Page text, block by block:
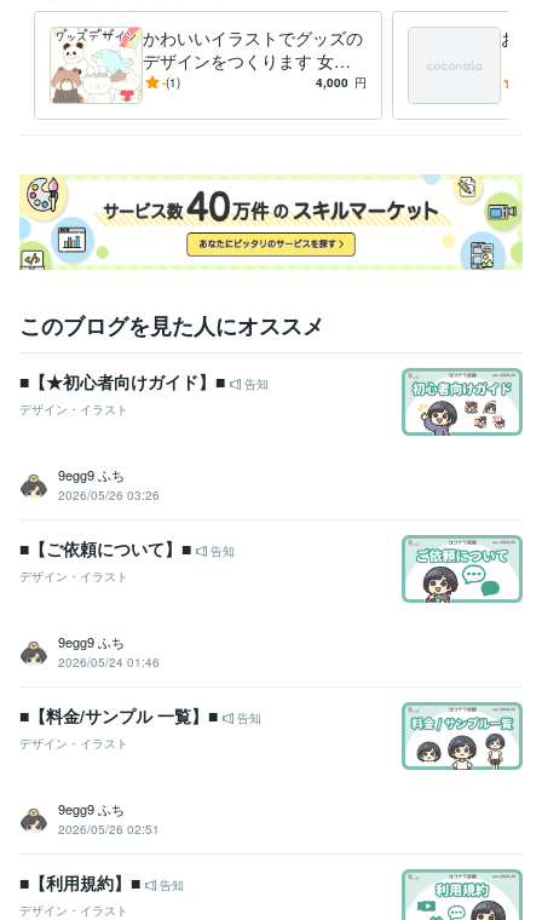
かわいいイラストでグッズの
デザインをつくります 女性
向け♡ほんわか・かわいいイ
す＊
-(1) 4,000 円
お客
アイ
このブログを見た人にオススメ
■【★初心者向けガイド】■
告知
デザイン・イラスト
9egg9 ふち
2026/05/26 03:26
■【ご依頼について】■
告知
デザイン・イラスト
9egg9 ふち
2026/05/24 01:46
■【料金/サンプル 一覧】■
告知
デザイン・イラスト
9egg9 ふち
2026/05/26 02:51
■【利用規約】■
告知
デザイン・イラスト